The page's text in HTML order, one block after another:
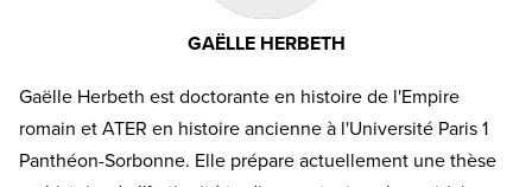
GAËLLE HERBETH
Gaëlle Herbeth est doctorante en histoire de l'Empire
romain et ATER en histoire ancienne à l'Université Paris 1
Panthéon-Sorbonne. Elle prépare actuellement une thèse